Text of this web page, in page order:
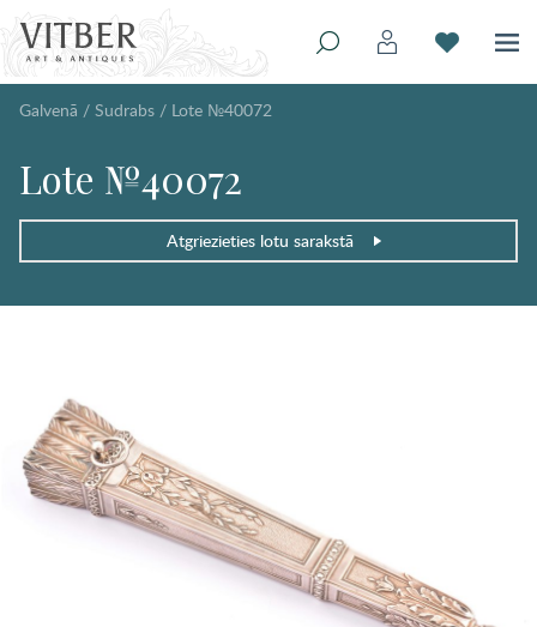
Galvenā / Sudrabs / Lote №40072
Lote №40072
Atgriezieties lotu sarakstā